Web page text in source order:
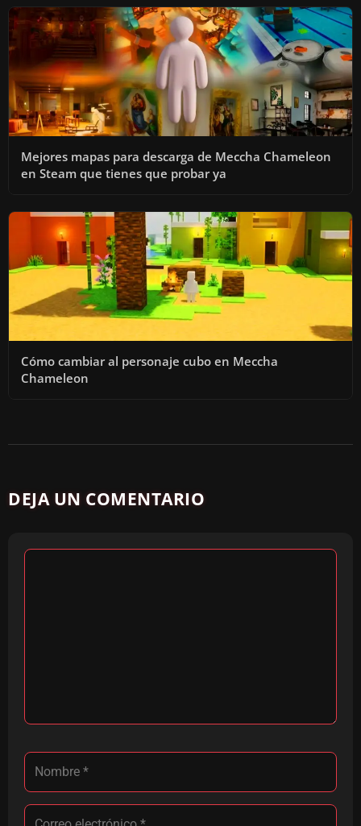
Mejores mapas para descarga de Meccha Chameleon
en Steam que tienes que probar ya
Cómo cambiar al personaje cubo en Meccha
Chameleon
DEJA UN COMENTARIO